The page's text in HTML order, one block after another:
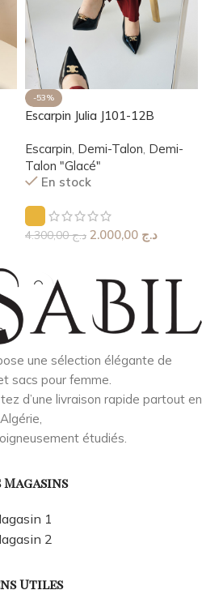
-53%
Escarpin Julia J101-12B
Escarpin, Demi-Talon, Demi-
Talon "Glacé"
En stock
د.ج4.300,00 د.ج
une sélection élégante de
sacs pour femme.
d’une livraison rapide partout en
Algérie,
étudiés.
Magasins
1
2
Utiles